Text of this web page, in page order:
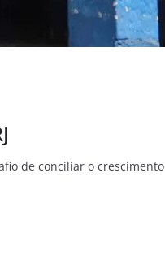
de conciliar o crescimento